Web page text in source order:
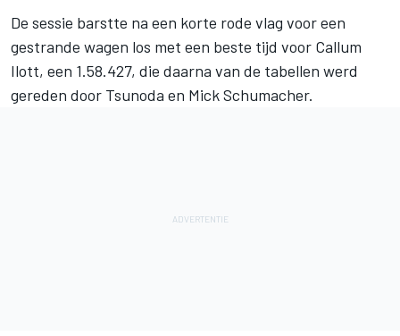
De sessie barstte na een korte rode vlag voor een
gestrande wagen los met een beste tijd voor Callum
Ilott, een 1.58.427, die daarna van de tabellen werd
gereden door Tsunoda en Mick Schumacher.